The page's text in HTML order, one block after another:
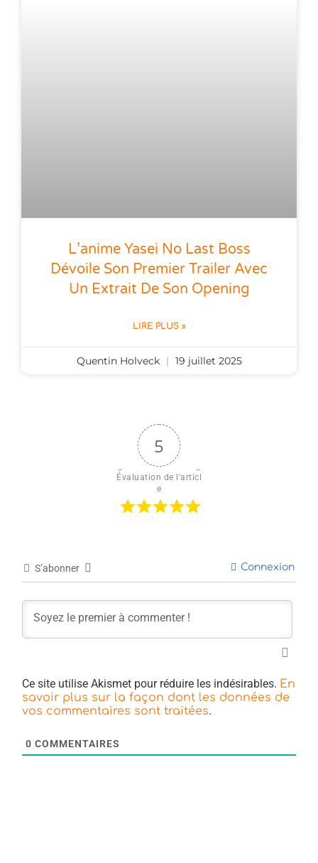
L’anime Yasei No Last Boss
Dévoile Son Premier Trailer Avec
Un Extrait De Son Opening
LIRE PLUS »
Quentin Holveck 19 juillet 2025
5
Évaluation de l'articl
e
S’abonner Connexion
Ce site utilise Akismet pour réduire les indésirables. En
savoir plus sur la façon dont les données de
vos commentaires sont traitées.
0 COMMENTAIRES